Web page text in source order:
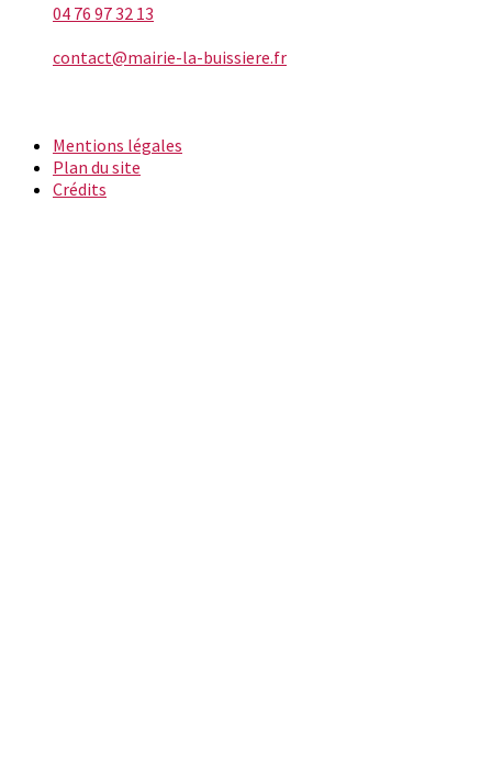
04 76 97 32 13
contact@mairie-la-buissiere.fr
Mentions légales
Plan du site
Crédits